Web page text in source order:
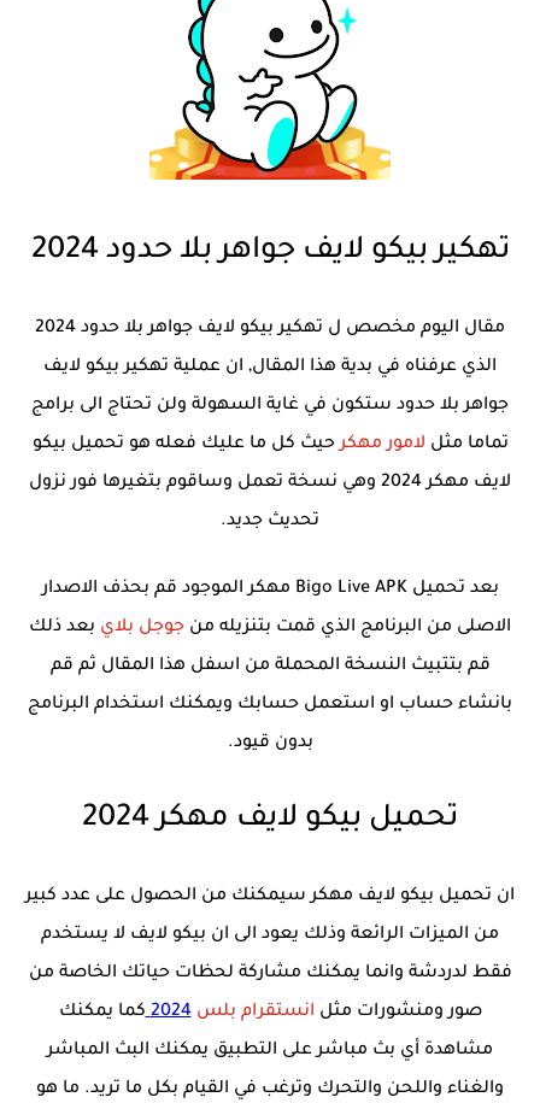
تهكير بيكو لايف جواهر بلا حدود 2024
مقال اليوم مخصص ل تهكير بيكو لايف جواهر بلا حدود 2024
الذي عرفناه في بدية هذا المقال, ان عملية تهكير بيكو لايف
جواهر بلا حدود ستكون في غاية السهولة ولن تحتاج الى برامج
تماما مثل لامور مهكرحيث كل ما عليك فعله هو تحميل بيكو
لايف مهكر 2024 وهي نسخة تعمل وساقوم بتغيرها فور نزول
تحديث جديد.
بعد تحميل Bigo Live APK مهكر الموجود قم بحذف الاصدار
الاصلى من البرنامج الذي قمت بتنزيله من جوجل بلاي بعد ذلك
قم بتتبيث النسخة المحملة من اسفل هذا المقال ثم قم
بانشاء حساب او استعمل حسابك ويمكنك استخدام البرنامج
بدون قيود.
تحميل بيكو لايف مهكر 2024
ان تحميل بيكو لايف مهكر سيمكنك من الحصول على عدد كبير
من الميزات الرائعة وذلك يعود الى ان بيكو لايف لا يستخدم
فقط لدردشة وانما يمكنك مشاركة لحظات حياتك الخاصة من
صور ومنشورات مثل انستقرام بلس2024 كما يمكنك
مشاهدة أي بث مباشر على التطبيق يمكنك البث المباشر
والغناء واللحن والتحرك وترغب في القيام بكل ما تريد. ما هو